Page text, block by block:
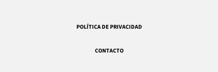
POLÍTICA DE PRIVACIDAD
CONTACTO